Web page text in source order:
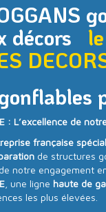
décors
: L’excellence de
française
de structures
notre engagement
, une ligne haute de
les plus élevées.